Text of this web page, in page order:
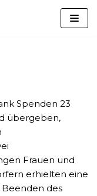
Spenden 23
übergeben,
Frauen und
erhielten eine
des